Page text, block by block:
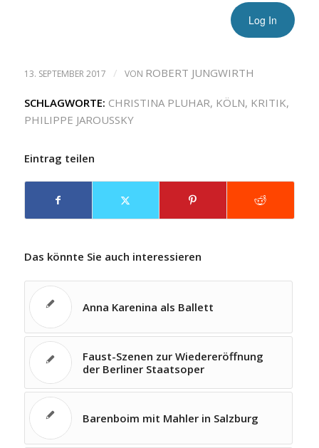
13. SEPTEMBER 2017 / VON ROBERT JUNGWIRTH
SCHLAGWORTE: CHRISTINA PLUHAR, KÖLN, KRITIK,
PHILIPPE JAROUSSKY
Eintrag teilen
Das könnte Sie auch interessieren
Anna Karenina als Ballett
Faust-Szenen zur Wiedereröffnung
der Berliner Staatsoper
Barenboim mit Mahler in Salzburg